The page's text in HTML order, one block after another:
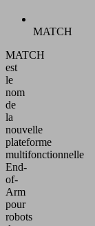
MATCH
MATCH
est
le
nom
de
la
nouvelle
plateforme
multifonctionnelle
End-
of-
Arm
pour
robots